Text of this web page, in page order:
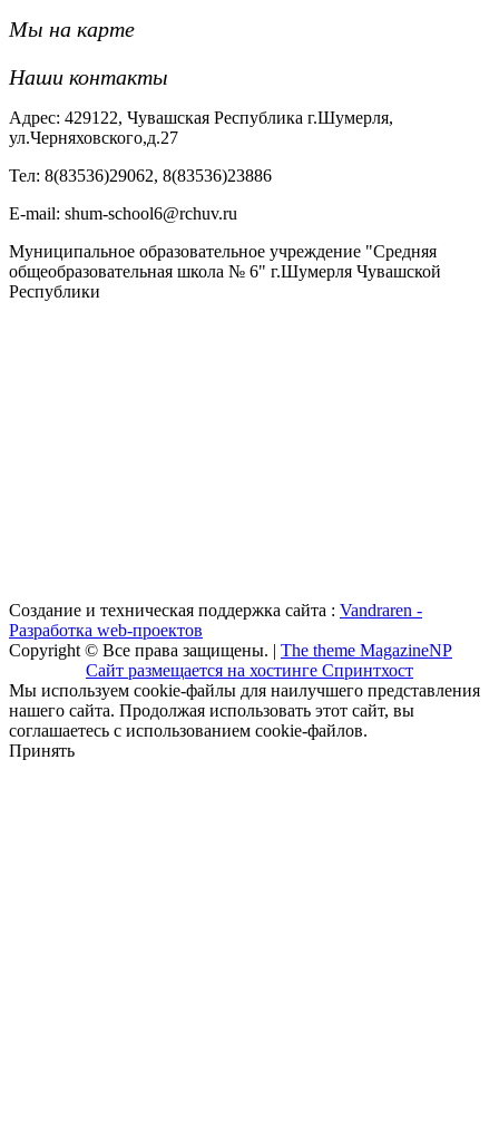
Мы на карте
Наши контакты
Адрес: 429122, Чувашская Республика г.Шумерля,
ул.Черняховского,д.27
Тел: 8(83536)29062, 8(83536)23886
Е-mail: shum-school6@rchuv.ru
Муниципальное образовательное учреждение "Средняя
общеобразовательная школа № 6" г.Шумерля Чувашской
Республики
Создание и техническая поддержка сайта : Vandraren -
Разработка web-проектов
Copyright © Все права защищены. | The theme MagazineNP
Сайт размещается на хостинге Спринтхост
Мы используем cookie-файлы для наилучшего представления
нашего сайта. Продолжая использовать этот сайт, вы
соглашаетесь с использованием cookie-файлов.
Принять